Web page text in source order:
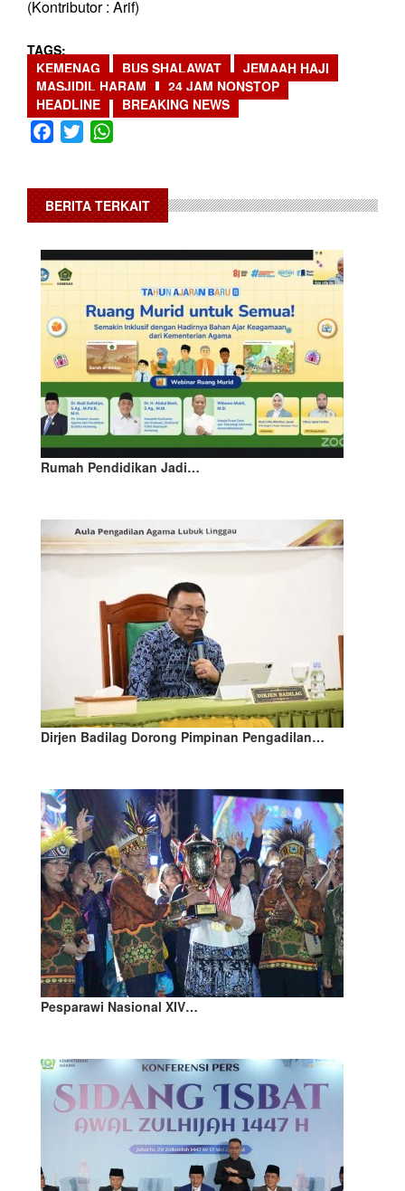
(Kontributor : Arif)
TAGS
KEMENAG
BUS SHALAWAT
JEMAAH HAJI
MASJIDIL HARAM
24 JAM NONSTOP
HEADLINE
BREAKING NEWS
Facebook
Twitter
BERITA TERKAIT
Rumah Pendidikan Jadi…
Dirjen Badilag Dorong Pimpinan Pengadilan…
Pesparawi Nasional XIV…